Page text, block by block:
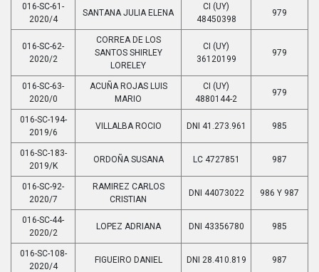
016-SC-61-
2020/4
SANTANA JULIA ELENA
CI (UY)
48450398
979
016-SC-62-
2020/2
CORREA DE LOS
SANTOS SHIRLEY
LORELEY
CI (UY)
36120199
979
016-SC-63-
2020/0
ACUÑA ROJAS LUIS
MARIO
CI (UY)
4880144-2
979
016-SC-194-
2019/6
VILLALBA ROCIO DNI 41.273.961 985
016-SC-183-
2019/K
ORDOÑA SUSANA LC 4727851 987
016-SC-92-
2020/7
RAMIREZ CARLOS
CRISTIAN
DNI 44073022 986 Y 987
016-SC-44-
2020/2
LOPEZ ADRIANA DNI 43356780 985
016-SC-108-
2020/4
FIGUEIRO DANIEL DNI 28.410.819 987